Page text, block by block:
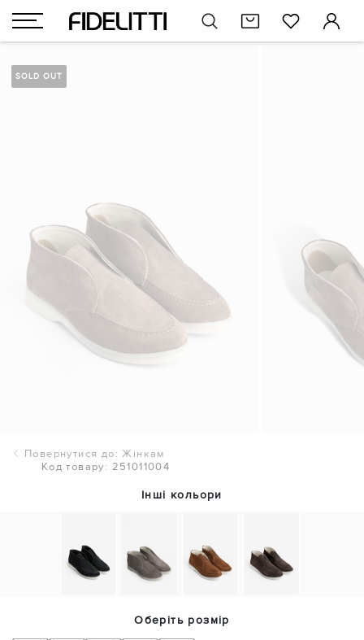
SOLD OUT
Повернутися до: Жінкам
Код товару: 251011004
Інші кольори
Оберіть розмір